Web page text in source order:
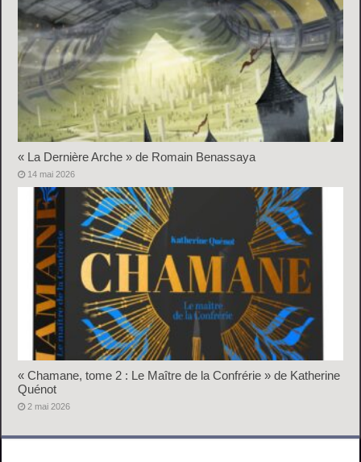
« La Dernière Arche » de Romain Benassaya
14 mai 2026
« Chamane, tome 2 : Le Maître de la Confrérie » de Katherine
Quénot
2 mai 2026